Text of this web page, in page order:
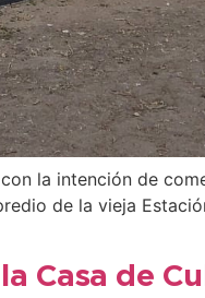
la intención de
de la vieja
Casa de